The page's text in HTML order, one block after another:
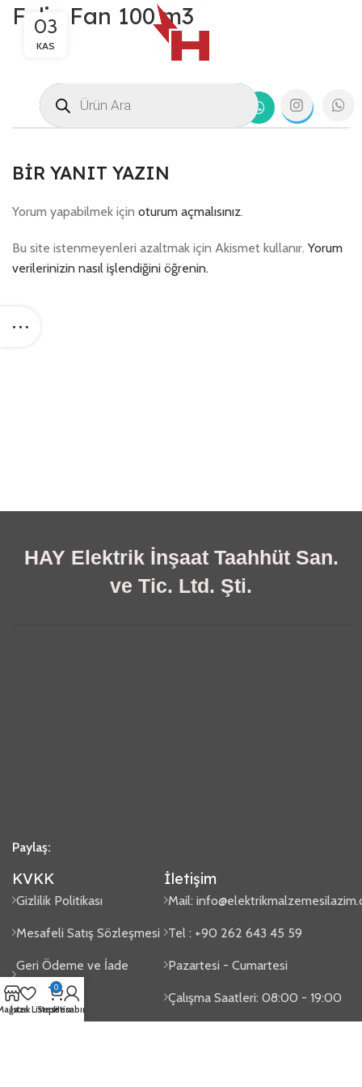
Felix Fan 100 m3
03
KAS
BIR YANIT YAZIN
Yorum yapabilmek için oturum açmalısınız.
Bu site istenmeyenleri azaltmak için Akismet kullanır. Yorum
verilerinizin nasıl işlendiğini öğrenin.
HAY Elektrik İnşaat Taahhüt San.
ve Tic. Ltd. Şti.
Paylaş:
KVKK
Gizlilik Politikası
Mesafeli Satış Sözleşmesi
Geri Ödeme ve İade
Politikası
Sipariş Takip
İletişim
Mail:
Tel : +90 262 643 45 59
Pazartesi - Cumartesi
Çalışma Saatleri: 08:00 - 19:00
İstek Listesi
0
Sepetim
Hesabım